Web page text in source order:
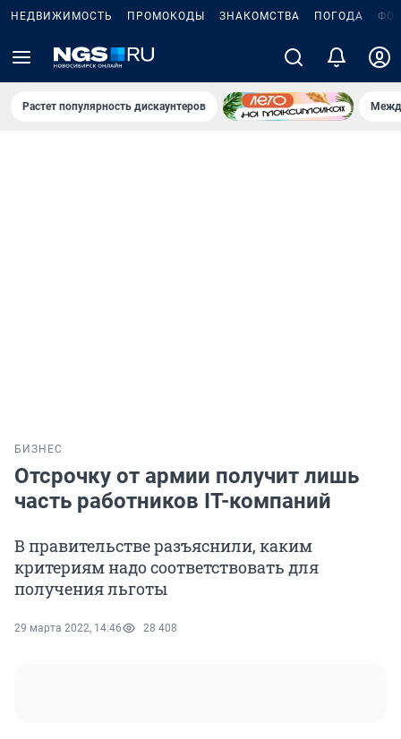
НЕДВИЖИМОСТЬ ПРОМОКОДЫ ЗНАКОМСТВА ПОГОДА
Растет популярность дискаунтеров
БИЗНЕС
Отсрочку от армии получит лишь
часть работников IT-компаний
В правительстве разъяснили, каким
критериям надо соответствовать для
получения льготы
29 марта 2022, 14:46 28 408